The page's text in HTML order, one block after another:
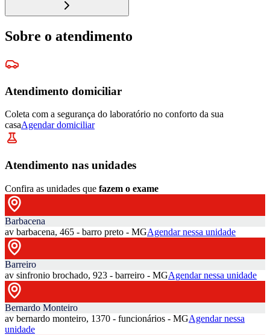
Sobre o atendimento
Atendimento domiciliar
Coleta com a segurança do laboratório no conforto da sua
casaAgendar domiciliar
Atendimento nas unidades
Confira as unidades que fazem o exame
Barbacena
av barbacena, 465 - barro preto - MGAgendar nessa unidade
Barreiro
av sinfronio brochado, 923 - barreiro - MGAgendar nessa unidade
Bernardo Monteiro
av bernardo monteiro, 1370 - funcionários - MGAgendar nessa
unidade